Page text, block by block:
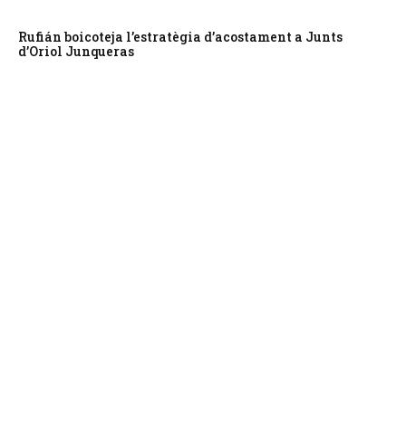
Rufián boicoteja l’estratègia d’acostament a Junts
d’Oriol Junqueras